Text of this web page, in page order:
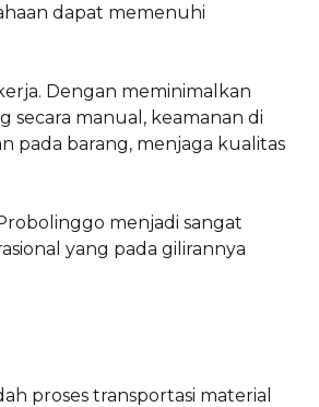
dapat memenuhi
Dengan meminimalkan
manual, keamanan di
pada barang, menjaga kualitas
menjadi sangat
yang pada gilirannya
proses transportasi material